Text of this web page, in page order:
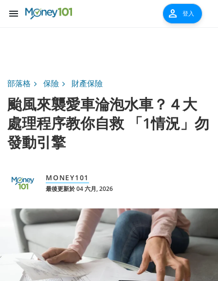
menu person 登入
部落格 保險 財產保險
颱風來襲愛車淪泡水車？４大
處理程序教你自救 「1情況」勿
發動引擎
MONEY101
最後更新於 04 六月, 2026